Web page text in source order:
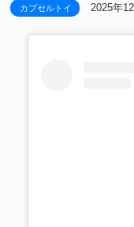
カプセルトイ 2025年